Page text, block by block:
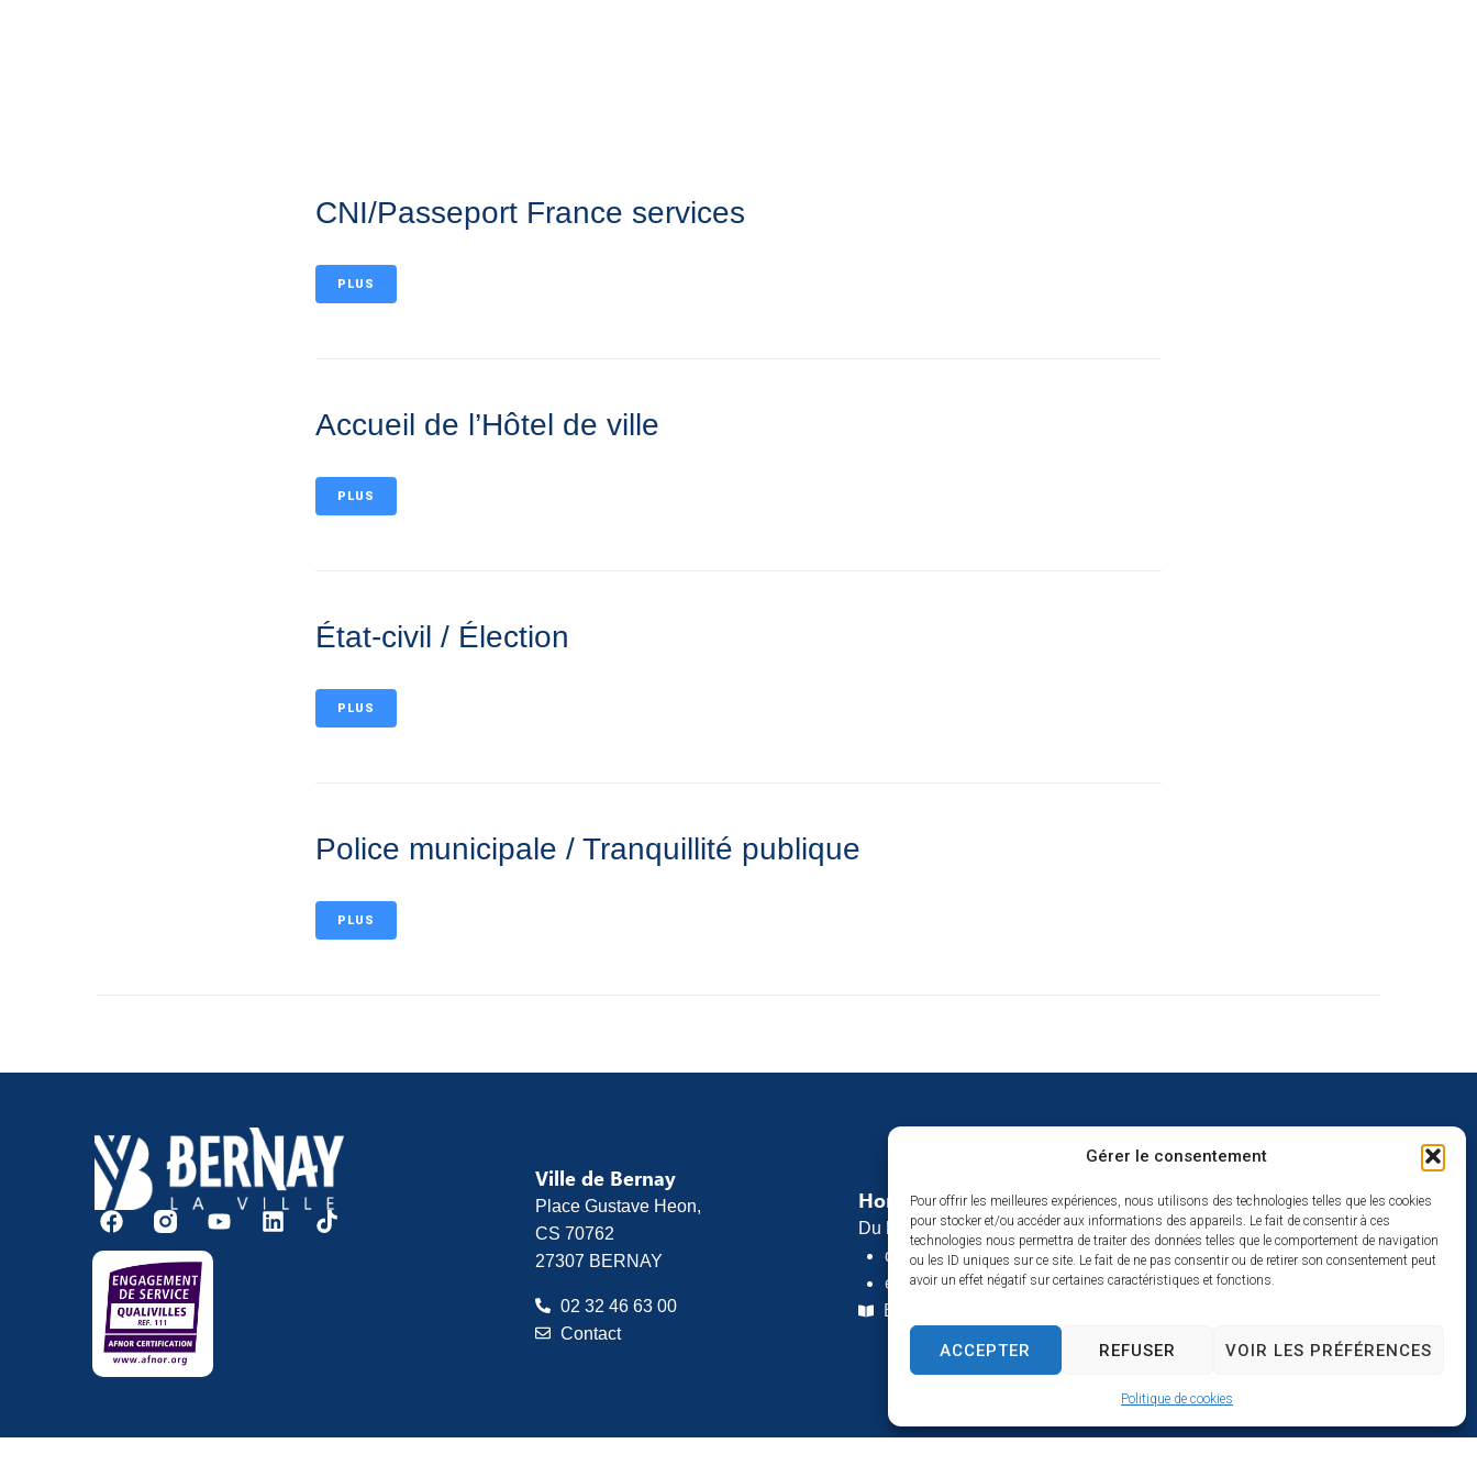
Gérer le consentement
Pour offrir les meilleures expériences, nous utilisons des technologies telles que les cookies
pour stocker et/ou accéder aux informations des appareils. Le fait de consentir à ces
technologies nous permettra de traiter des données telles que le comportement de navigation
ou les ID uniques sur ce site. Le fait de ne pas consentir ou de retirer son consentement peut
avoir un effet négatif sur certaines caractéristiques et fonctions.
ACCEPTER REFUSER VOIR LES PRÉFÉRENCES
Politique de cookies
CNI/Passeport France services
PLUS
Accueil de l’Hôtel de ville
PLUS
État-civil / Élection
PLUS
Police municipale / Tranquillité publique
PLUS
Ville de Bernay
Place Gustave Heon,
CS 70762
27307 BERNAY
02 32 46 63 00
Contact
Horaires d’ouverture
Du lundi au vendredi :
de 8h30 à 12h
et de 13h30 à 17h
Espace presse